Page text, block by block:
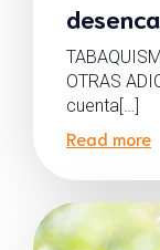
OTRAS
cuenta[…]
Read more